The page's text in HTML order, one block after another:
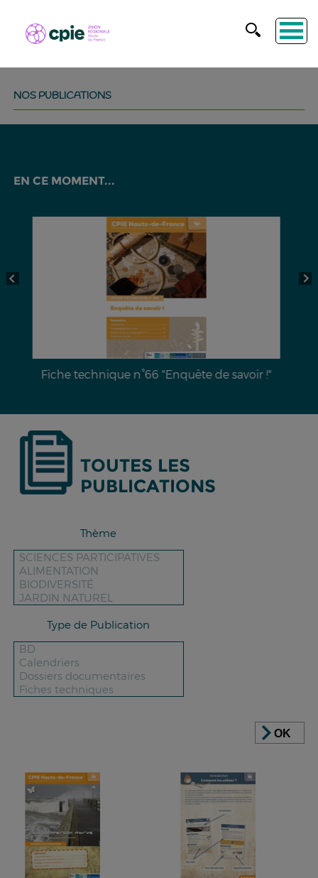
NOS PUBLICATIONS
EN CE MOMENT...
Dossier documentaire n°28 : L’érosion hydrique
TOUTES LES
PUBLICATIONS
Thème
Type de Publication
OK